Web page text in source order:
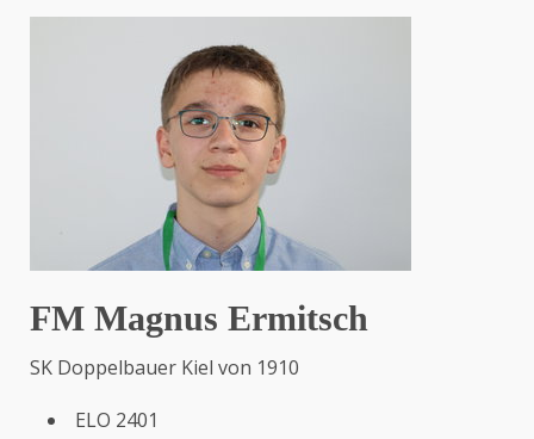
FM Magnus Ermitsch
SK Doppelbauer Kiel von 1910
ELO 2401